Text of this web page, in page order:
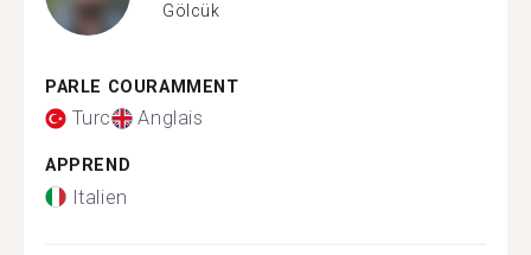
Gölcük
PARLE COURAMMENT
Turc Anglais
APPREND
Italien